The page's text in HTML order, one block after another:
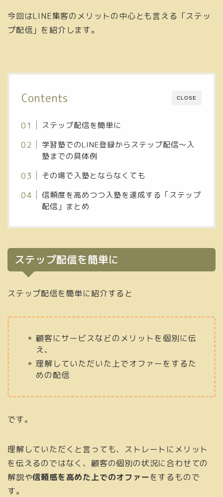
今回はLINE集客のメリットの中心とも言える「ステッ
プ配信」を紹介します。
CLOSE
Contents
ステップ配信を簡単に
学習塾でのLINE登録からステップ配信〜入
塾までの具体例
その場で入塾とならなくても
信頼度を高めつつ入塾を達成する「ステップ
配信」まとめ
ステップ配信を簡単に
ステップ配信を簡単に紹介すると
顧客にサービスなどのメリットを個別に伝
え、
理解していただいた上でオファーをするた
めの配信
です。
理解していただくと言っても、ストレートにメリット
を伝えるのではなく、顧客の個別の状況に合わせての
解説や信頼感を高めた上でのオファーをするもので
す。